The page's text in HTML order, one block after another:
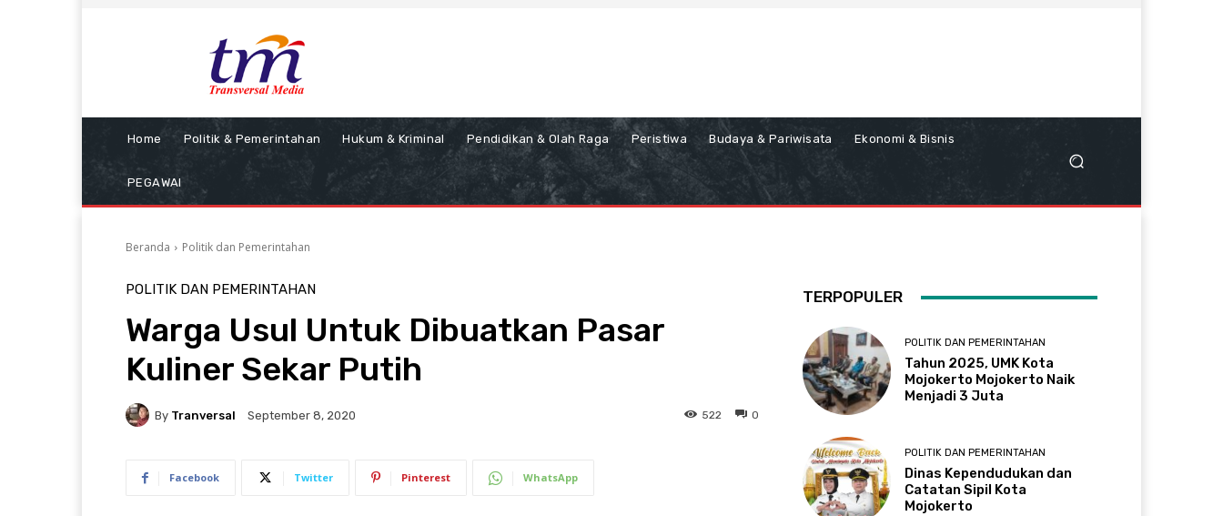
Home Politik & Pemerintahan Hukum & Kriminal Pendidikan & Olah Raga Peristiwa Budaya & Pariwisata Ekonomi & Bisnis
PEGAWAI
Beranda Politik dan Pemerintahan
POLITIK DAN PEMERINTAHAN
Warga Usul Untuk Dibuatkan Pasar
Kuliner Sekar Putih
By Tranversal September 8, 2020 0
522
Facebook Twitter Pinterest WhatsApp
TERPOPULER
POLITIK DAN PEMERINTAHAN
Tahun 2025, UMK Kota
Mojokerto Mojokerto Naik
Menjadi 3 Juta
POLITIK DAN PEMERINTAHAN
Dinas Kependudukan dan
Catatan Sipil Kota
Mojokerto